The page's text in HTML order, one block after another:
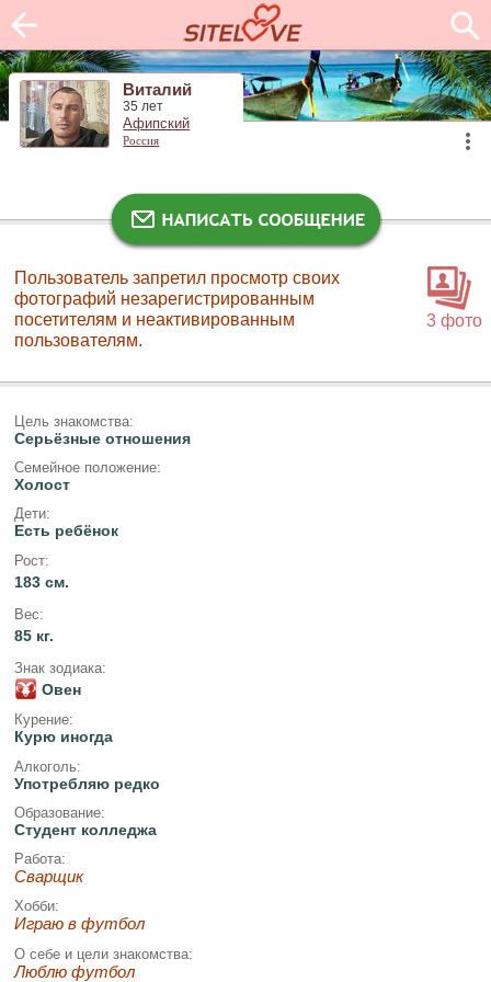
Виталий
35 лет
Афипский
Россия
3 фото
Пользователь запретил просмотр своих
фотографий незарегистрированным
посетителям и неактивированным
пользователям.
Цель знакомства:
Серьёзные отношения
Семейное положение:
Холост
Дети:
Есть ребёнок
Рост:
183 см.
Вес:
85 кг.
Знак зодиака:
Овен
Курение:
Курю иногда
Алкоголь:
Употребляю редко
Образование:
Студент колледжа
Работа:
Сварщик
Хобби:
Играю в футбол
О себе и цели знакомства:
Люблю футбол